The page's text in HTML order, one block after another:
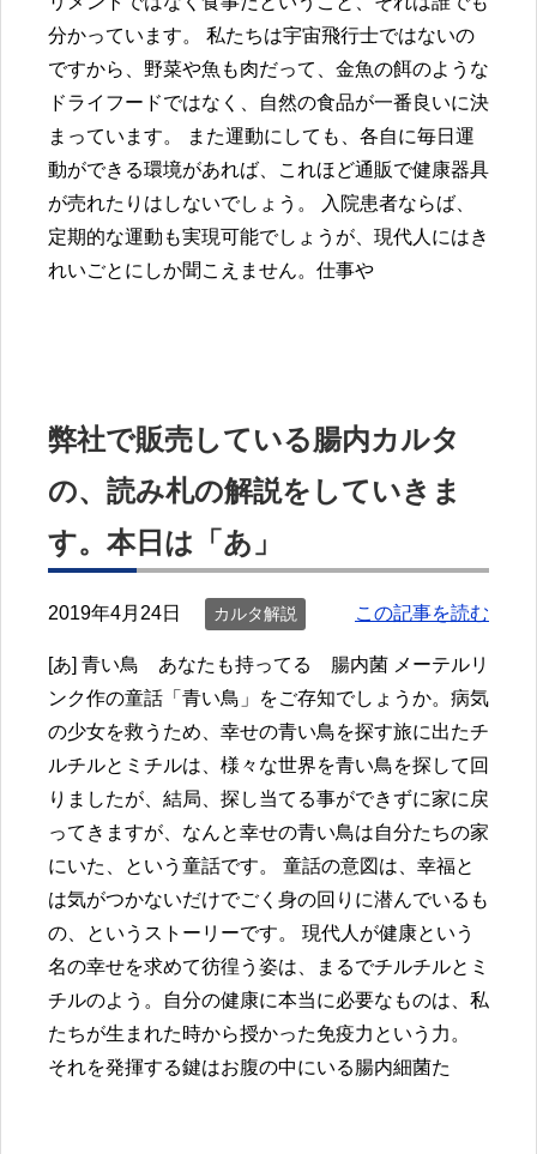
分かっています。 私たちは宇宙飛行士ではないの
ですから、野菜や魚も肉だって、金魚の餌のような
ドライフードではなく、自然の食品が一番良いに決
まっています。 また運動にしても、各自に毎日運
動ができる環境があれば、これほど通販で健康器具
が売れたりはしないでしょう。 入院患者ならば、
定期的な運動も実現可能でしょうが、現代人にはき
れいごとにしか聞こえません。仕事や
弊社で販売している腸内カルタ
の、読み札の解説をしていきま
す。本日は「あ」
2019年4月24日 カルタ解説 この記事を読む
[あ] 青い鳥 あなたも持ってる 腸内菌 メーテルリ
ンク作の童話「青い鳥」をご存知でしょうか。病気
の少女を救うため、幸せの青い鳥を探す旅に出たチ
ルチルとミチルは、様々な世界を青い鳥を探して回
りましたが、結局、探し当てる事ができずに家に戻
ってきますが、なんと幸せの青い鳥は自分たちの家
にいた、という童話です。 童話の意図は、幸福と
は気がつかないだけでごく身の回りに潜んでいるも
の、というストーリーです。 現代人が健康という
名の幸せを求めて彷徨う姿は、まるでチルチルとミ
チルのよう。自分の健康に本当に必要なものは、私
たちが生まれた時から授かった免疫力という力。
それを発揮する鍵はお腹の中にいる腸内細菌た